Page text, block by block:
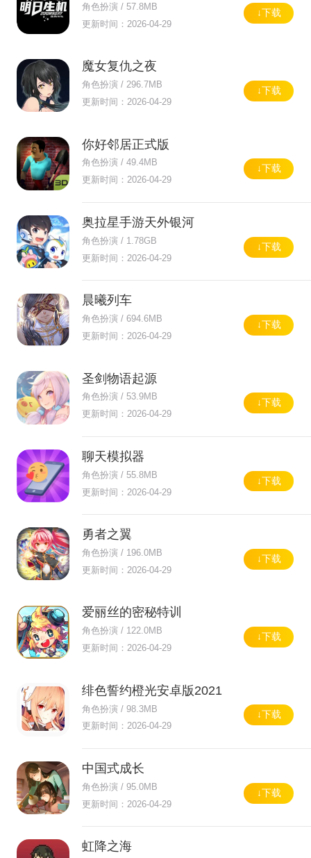
角色扮演 / 57.8MB
更新时间：2026-04-29
↓下载
魔女复仇之夜
角色扮演 / 296.7MB
更新时间：2026-04-29
↓下载
你好邻居正式版
角色扮演 / 49.4MB
更新时间：2026-04-29
↓下载
奥拉星手游天外银河
角色扮演 / 1.78GB
更新时间：2026-04-29
↓下载
晨曦列车
角色扮演 / 694.6MB
更新时间：2026-04-29
↓下载
圣剑物语起源
角色扮演 / 53.9MB
更新时间：2026-04-29
↓下载
聊天模拟器
角色扮演 / 55.8MB
更新时间：2026-04-29
↓下载
勇者之翼
角色扮演 / 196.0MB
更新时间：2026-04-29
↓下载
爱丽丝的密秘特训
角色扮演 / 122.0MB
更新时间：2026-04-29
↓下载
绯色誓约橙光安卓版2021
角色扮演 / 98.3MB
更新时间：2026-04-29
↓下载
中国式成长
角色扮演 / 95.0MB
更新时间：2026-04-29
↓下载
虹降之海